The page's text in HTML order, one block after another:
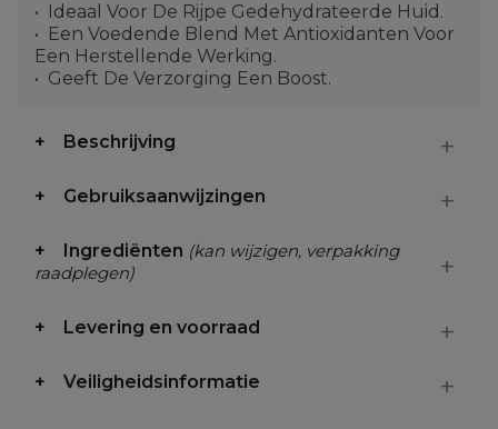
Ideaal Voor De Rijpe Gedehydrateerde Huid.
Een Voedende Blend Met Antioxidanten Voor
Een Herstellende Werking.
Geeft De Verzorging Een Boost.
Beschrijving
Gebruiksaanwijzingen
Ingrediënten (kan wijzigen, verpakking
raadplegen)
Levering en voorraad
Veiligheidsinformatie